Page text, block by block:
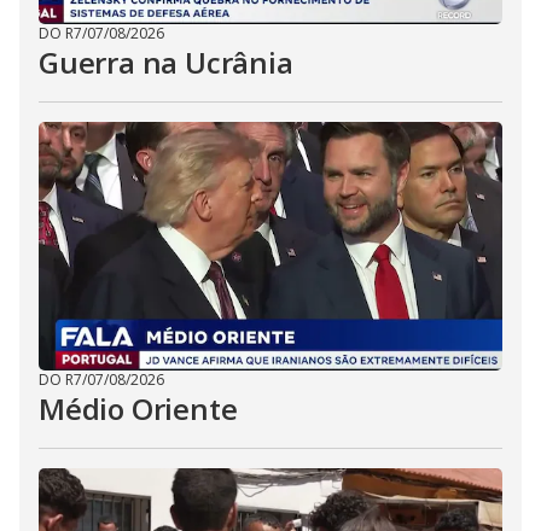
DO R7/07/08/2026
Guerra na Ucrânia
DO R7/07/08/2026
Médio Oriente